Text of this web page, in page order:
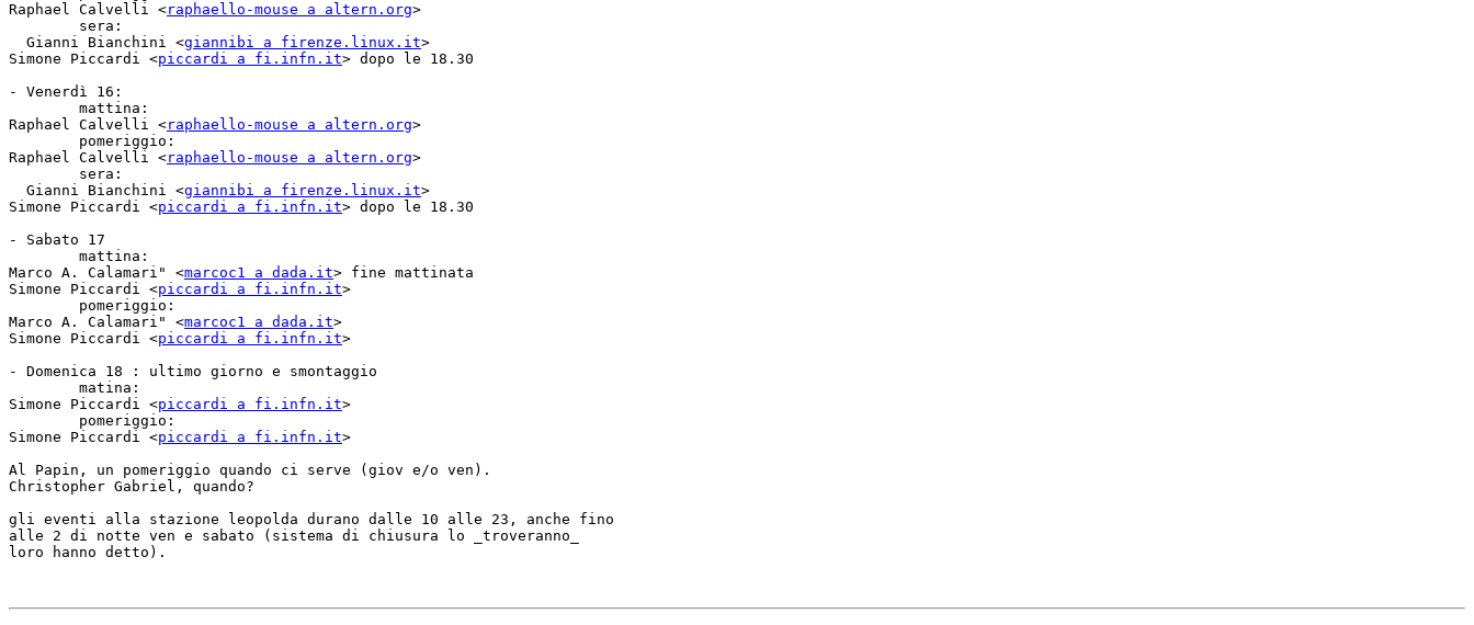
Raphael Calvelli <raphaello-mouse a altern.org>
  Gianni Bianchini <
giannibi a firenze.linux.it>
Simone Piccardi <piccardi a fi.infn.it> dopo le 18.30
- Venerdì 16:
Raphael Calvelli <raphaello-mouse a altern.org>
Raphael Calvelli <raphaello-mouse a altern.org>
  Gianni Bianchini <
giannibi a firenze.linux.it>
Simone Piccardi <piccardi a fi.infn.it> dopo le 18.30
- Sabato 17
Marco A. Calamari" <marcoc1 a dada.it> fine mattinata
Simone Piccardi <piccardi a fi.infn.it>
Marco A. Calamari" <marcoc1 a dada.it>
Simone Piccardi <piccardi a fi.infn.it>
- Domenica 18 : ultimo giorno e smontaggio
Simone Piccardi <piccardi a fi.infn.it>
Simone Piccardi <piccardi a fi.infn.it>
Al Papin, un pomeriggio quando ci serve (giov e/o ven).
Christopher Gabriel, quando?
gli eventi alla stazione leopolda durano dalle 10 alle 23, anche fino
alle 2 di notte ven e sabato (sistema di chiusura lo _troveranno_
loro hanno detto).